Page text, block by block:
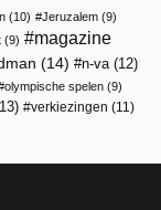
(10) Jeruzalem (9)
(9)
magazine
(14) n-va (12)
olympische spelen (9)
verkiezingen (11)